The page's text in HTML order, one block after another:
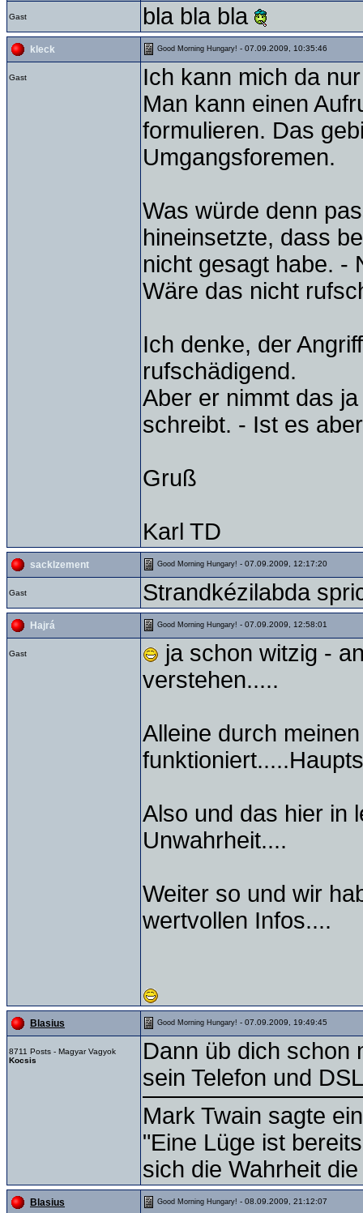
Gast bla bla bla
kleck Good Morning Hungary! - 07.09.2009, 10:35:46
Gast
Ich kann mich da
Man kann einen
formulieren. Das
Umgangsforemen.
Was würde denn
hineinsetzte, dass
nicht gesagt habe. -
Wäre das nicht
Ich denke, der
rufschädigend.
Aber er nimmt das
schreibt. - Ist es
Gruß
Karl TD
sacklzement Good Morning Hungary! - 07.09.2009, 12:17:20
Gast Strandkézilabda
Hajrá Good Morning Hungary! - 07.09.2009, 12:58:01
Gast
ja schon witzig -
verstehen.....
Alleine durch
Also und das hier in
Unwahrheit....
Weiter so und wir
wertvollen Infos....
Blasius Good Morning Hungary! - 07.09.2009, 19:49:45
8711 Posts - Magyar Vagyok
Kocsis
Dann üb dich schon
sein Telefon und
Mark Twain sagte
"Eine Lüge ist
sich die Wahrheit
Blasius Good Morning Hungary! - 08.09.2009, 21:12:07